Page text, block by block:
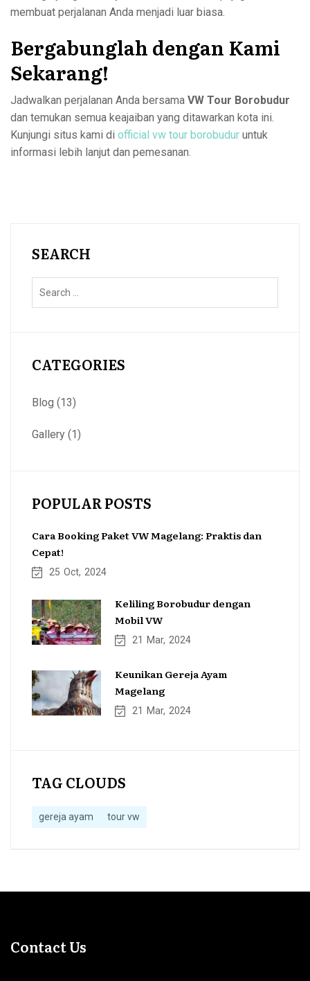
membuat perjalanan Anda menjadi luar biasa.
Bergabunglah dengan Kami
Sekarang!
Jadwalkan perjalanan Anda bersama VW Tour Borobudur
dan temukan semua keajaiban yang ditawarkan kota ini.
Kunjungi situs kami di official vw tour borobudur untuk
informasi lebih lanjut dan pemesanan.
SEARCH
CATEGORIES
Blog (13)
Gallery (1)
POPULAR POSTS
Cara Booking Paket VW Magelang: Praktis dan
Cepat!
25 Oct 2024
Keliling Borobudur dengan
Mobil VW
21 Mar 2024
Keunikan Gereja Ayam
Magelang
21 Mar 2024
TAG CLOUDS
gereja ayam tour vw
Contact Us